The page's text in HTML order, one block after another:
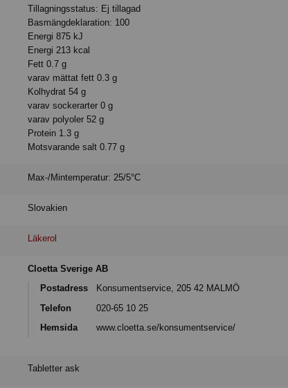
Tillagningsstatus: Ej tillagad
Basmängdeklaration: 100
Energi 875 kJ
Energi 213 kcal
Fett 0.7 g
varav mättat fett 0.3 g
Kolhydrat 54 g
varav sockerarter 0 g
varav polyoler 52 g
Protein 1.3 g
Motsvarande salt 0.77 g
Max-/Mintemperatur: 25/5°C
Slovakien
Läkerol
Cloetta Sverige AB
Postadress
Konsumentservice, 205 42 MALMÖ
Telefon
020-65 10 25
Hemsida
www.cloetta.se/konsumentservice/
Tabletter ask